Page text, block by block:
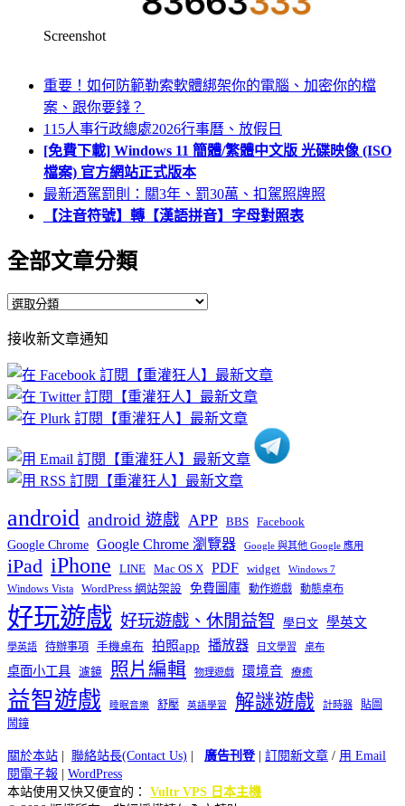
Screenshot
重要！如何防範勒索軟體綁架你的電腦、加密你的檔
案、跟你要錢？
115人事行政總處2026行事曆、放假日
[免費下載] Windows 11 簡體/繁體中文版 光碟映像 (ISO
檔案) 官方網站正式版本
最新酒駕罰則：關3年、罰30萬、扣駕照牌照
【注音符號】轉【漢語拼音】字母對照表
全部文章分類
全
文
章
分
類
接收新文章通知
android android 遊戲 APP BBS Facebook
Google Chrome Google Chrome 瀏覽器 Google 與其他 Google 應用
iPad iPhone LINE Mac OS X PDF widget Windows 7
Windows Vista WordPress 網站架設 免費圖庫 動作遊戲 動態桌布
好玩遊戲 好玩遊戲、休閒益智 學日文 學英文
學英語 待辦事項 手機桌布 拍照app 播放器 日文學習 桌布
桌面小工具 濾鏡 照片編輯 物理遊戲 環境音 療癒
益智遊戲 睡眠音樂 舒壓 英語學習 解謎遊戲 計時器
貼圖
鬧鐘
關於本站 | 聯絡站長(Contact Us) | 廣告刊登| 訂閱新文章 / 用 Email
閱電子報 | WordPress
本站使用又快又便宜的： Vultr VPS 日本主機